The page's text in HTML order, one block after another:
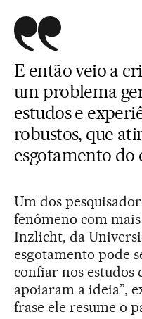
E então veio a
um problema
estudos e
robustos, que
esgotamento do
Um dos
fenômeno com
Inzlicht, da
esgotamento pode
confiar nos estudos
apoiaram a ideia”,
frase ele resume o